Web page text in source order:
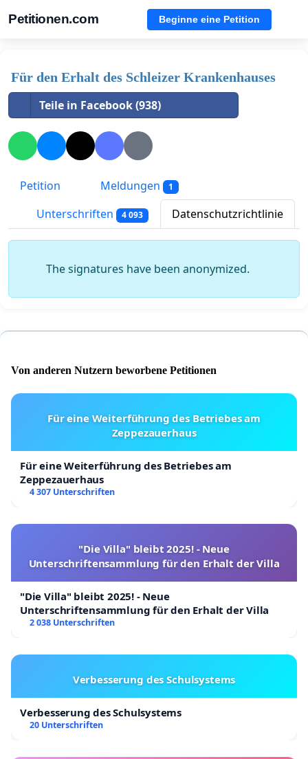
Petitionen.com Beginne eine Petition
Für den Erhalt des Schleizer Krankenhauses
Teile in Facebook (938)
Petition Meldungen 1
Unterschriften 4 093 Datenschutzrichtlinie
The signatures have been anonymized.
Von anderen Nutzern beworbene Petitionen
Für eine Weiterführung des Betriebes am
Zeppezauerhaus
Für eine Weiterführung des Betriebes am
Zeppezauerhaus
4 307 Unterschriften
"Die Villa" bleibt 2025! - Neue
Unterschriftensammlung für den Erhalt der Villa
"Die Villa" bleibt 2025! - Neue
Unterschriftensammlung für den Erhalt der Villa
2 038 Unterschriften
Verbesserung des Schulsystems
Verbesserung des Schulsystems
20 Unterschriften